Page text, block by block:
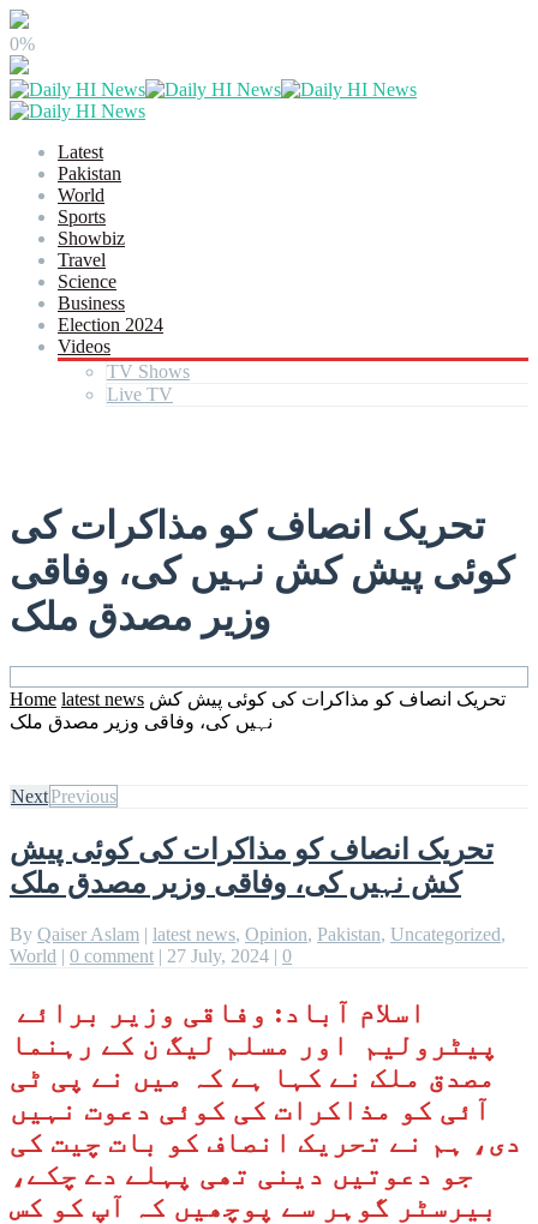
0%
Latest
Pakistan
World
Sports
Showbiz
Travel
Science
Business
Election 2024
Videos
TV Shows
Live TV
تحریک انصاف کو مذاکرات کی
کوئی پیش کش نہیں کی، وفاقی
وزیر مصدق ملک
Home latest news تحریک انصاف کو مذاکرات کی کوئی پیش کش
نہیں کی، وفاقی وزیر مصدق ملک
NextPrevious
تحریک انصاف کو مذاکرات کی کوئی پیش
کش نہیں کی، وفاقی وزیر مصدق ملک
By Qaiser Aslam | latest news, Opinion, Pakistan, Uncategorized,
World | 0 comment | 27 July, 2024 | 0
پیٹرولیم اور مسلم لیگ ن کے رہنما
مصدق ملک نے کہا ہے کہ میں نے پی ٹی
آئی کو مذاکرات کی کوئی دعوت نہیں
دی، ہم نے تحریک انصاف کو بات چیت کی
جو دعوتیں دینی تھی پہلے دے چکے،
بیرسٹر گوہر سے پوچھیں کہ آپ کو کس